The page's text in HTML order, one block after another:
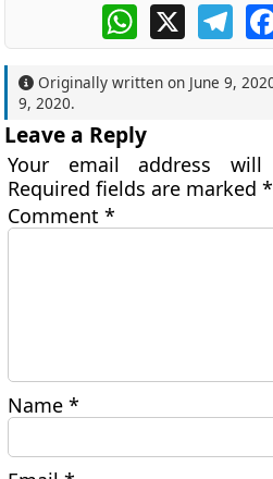
WhatsApp
X
Originally written on June 9,
9, 2020.
Leave a Reply
Your email address
Required fields are marked*
Comment*
Name*